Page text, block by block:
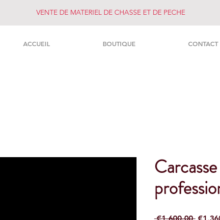
VENTE DE MATERIEL DE CHASSE ET DE PECHE
ACCUEIL BOUTIQUE CONTACT